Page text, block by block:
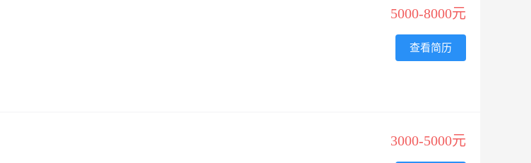
5000-8000元
查看简历
3000-5000元